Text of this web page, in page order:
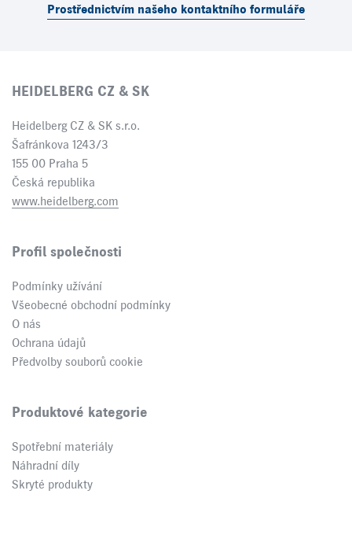
Prostřednictvím našeho kontaktního formuláře
HEIDELBERG CZ & SK
Heidelberg CZ & SK s.r.o.
Šafránkova 1243/3
155 00 Praha 5
Česká republika
www.heidelberg.com
Profil společnosti
Podmínky užívání
Všeobecné obchodní podmínky
O nás
Ochrana údajů
Předvolby souborů cookie
Produktové kategorie
Spotřební materiály
Náhradní díly
Skryté produkty